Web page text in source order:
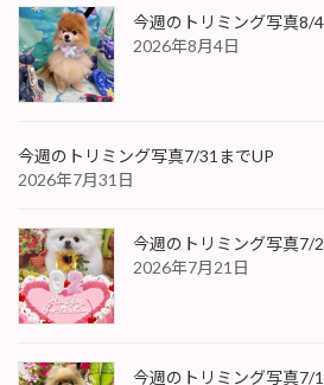
今週のトリミング写真8/
2026年8月4日
今週のトリミング写真7/31までUP
2026年7月31日
今週のトリミング写真7/
2026年7月21日
今週のトリミング写真7/